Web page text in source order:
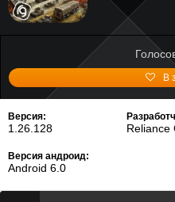
В
Версия:
1.26.128 Reliance
Версия андроид:
Android 6.0